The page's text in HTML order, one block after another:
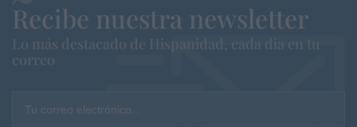
Recibe nuestra newsletter
Lo más destacado de Hispanidad, cada dia en tu
correo
Tu correo electrónico...